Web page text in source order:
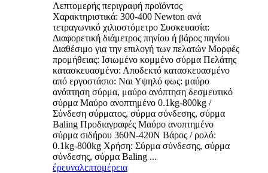
Λεπτομερής περιγραφή προϊόντος
Χαρακτηριστικά: 300-400 Newton ανά
τετραγωνικό χιλιοστόμετρο Συσκευασία:
Διαφορετική διάμετρος πηνίου ή βάρος πηνίου
Διαθέσιμο για την επιλογή των πελατών Μορφές
προμήθειας: Ισιωμένο κομμένο σύρμα Πελάτης
κατασκευασμένο: Αποδεκτό κατασκευασμένο
από εργοστάσιο: Ναι Υψηλό φως: μαύρο
ανόπτηση σύρμα, μαύρο ανόπτηση δεσμευτικό
σύρμα Μαύρο ανοπτημένο 0.1kg-800kg /
Σύνδεση σύρματος, σύρμα σύνδεσης, σύρμα
Baling Προδιαγραφές Μαύρο ανοπτημένο
σύρμα σιδήρου 360N-420N Βάρος / ρολό:
0.1kg-800kg Χρήση: Σύρμα σύνδεσης, σύρμα
σύνδεσης, σύρμα Baling ...
έρευναλεπτομέρεια